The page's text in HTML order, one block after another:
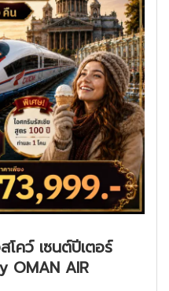
โคว์ เซนต์ปีเตอร์
OMAN AIR